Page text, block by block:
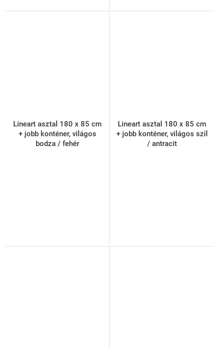
Lineart asztal 180 x 85 cm
+ jobb konténer, világos
bodza / fehér
Lineart asztal 180 x 85 cm
+ jobb konténer, világos szil
/ antracit